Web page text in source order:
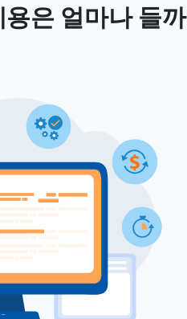
은 얼마나 들까